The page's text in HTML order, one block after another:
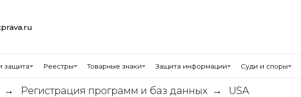
защита Реестры Товарные знаки Защита информации Суди и споры
→ Регистрация программ и баз данных → USA